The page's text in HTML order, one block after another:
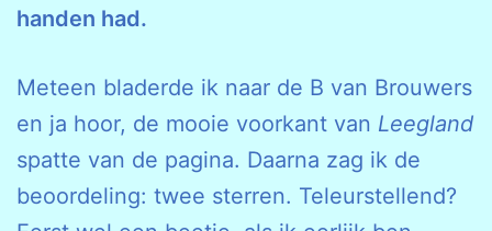
handen had.
Meteen bladerde ik naar de B van Brouwers
en ja hoor, de mooie voorkant van Leegland
spatte van de pagina. Daarna zag ik de
beoordeling: twee sterren. Teleurstellend?